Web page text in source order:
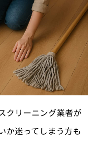
クリーニング業者が
か迷ってしまう方も